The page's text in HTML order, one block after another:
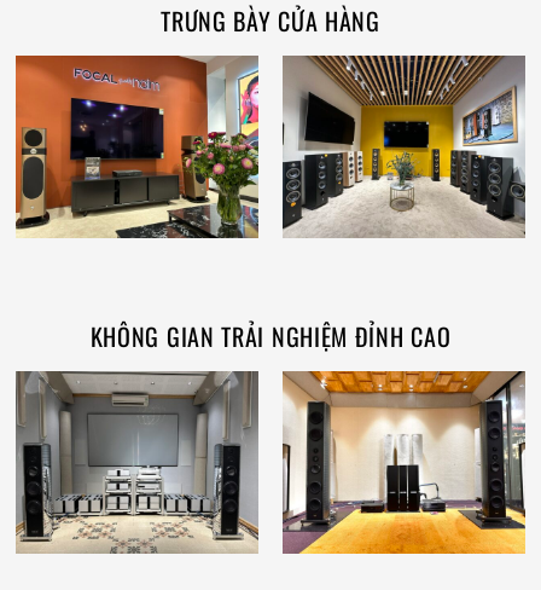
TRƯNG BÀY CỬA HÀNG
KHÔNG GIAN TRẢI NGHIỆM ĐỈNH CAO